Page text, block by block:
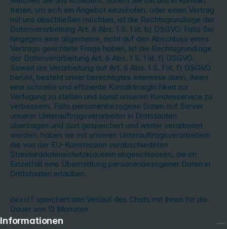
treten, um sich ein Angebot einzuholen, oder einen Vertrag
mit uns abschließen möchten, ist die Rechtsgrundlage der
Datenverarbeitung Art. 6 Abs. 1 S. 1 lit. b) DSGVO. Falls Sie
hingegen eine allgemeine, nicht auf den Abschluss eines
Vertrags gerichtete Frage haben, ist die Rechtsgrundlage
der Datenverarbeitung Art. 6 Abs. 1 S. 1 lit. f) DSGVO.
Soweit die Verarbeitung auf Art. 6 Abs. 1 S. 1 lit. f) DSGVO
beruht, besteht unser berechtigtes Interesse darin, Ihnen
eine schnelle und effiziente Kontaktmöglichkeit zur
Verfügung zu stellen und somit unseren Kundenservice zu
verbessern. Falls personenbezogene Daten auf Server
unserer Unterauftragsverarbeiter in Drittstaaten
übertragen und dort gespeichert und weiter verarbeitet
werden, haben wir mit unseren Unterauftragsverarbeitern
die von der EU-Kommission verabschiedeten
Standarddatenschutzklauseln abgeschlossen, die im
Einzelfall eine Übermittlung personenbezogener Daten in
Drittstaaten erlauben.
dexxIT speichert den Verlauf des Chats mit Ihnen für die
Dauer von 12 Monaten.
Informationen